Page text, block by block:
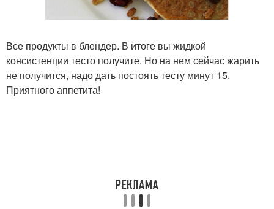
Все продукты в блендер. В итоге вы жидкой
консистенции тесто получите. Но на нем сейчас жарить
не получится, надо дать постоять тесту минут 15.
Приятного аппетита!